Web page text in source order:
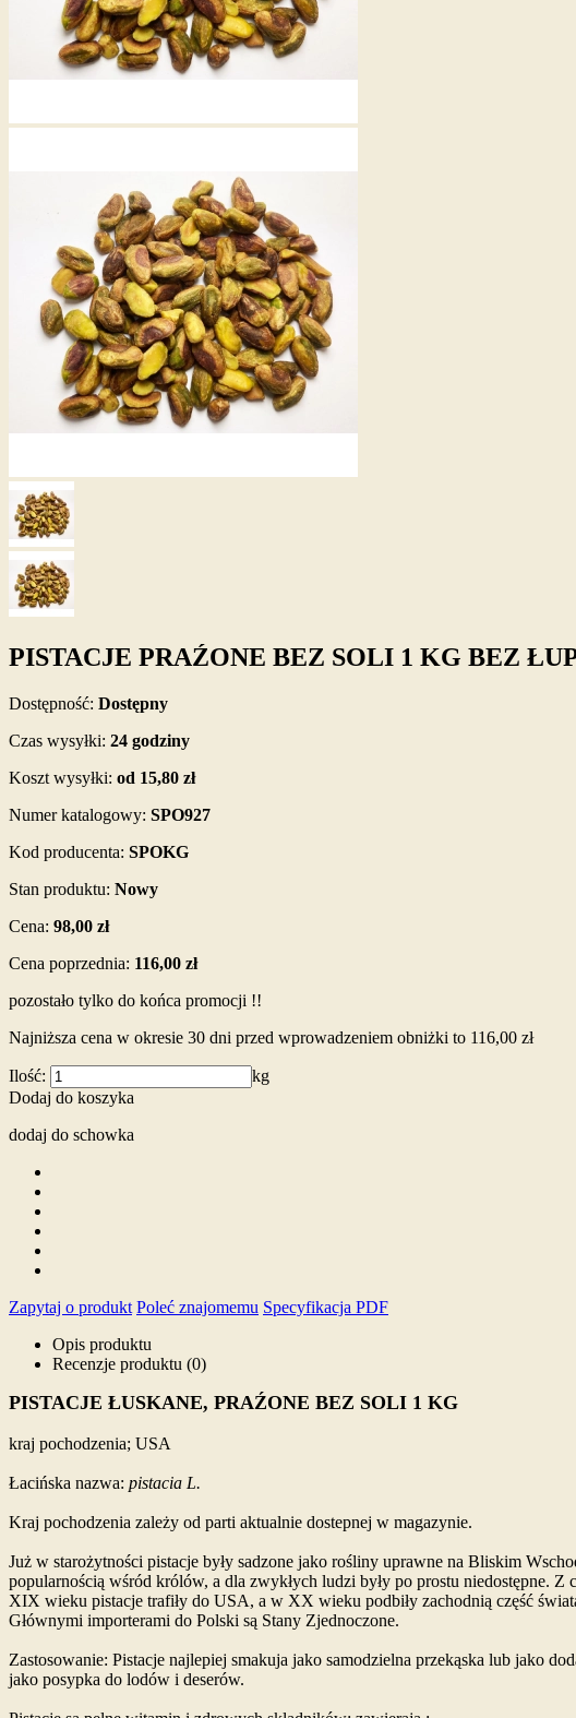
PISTACJE PRAŹONE BEZ SOLI 1 KG BEZ
Dostępność: Dostępny
Czas wysyłki: 24 godziny
Koszt wysyłki: od 15,80 zł
Numer katalogowy: SPO927
Kod producenta: SPOKG
Stan produktu: Nowy
Cena: 98,00 zł
Cena poprzednia: 116,00 zł
pozostało tylko do końca promocji !!
Najniższa cena w okresie 30 dni przed wprowadzeniem obniżki to 116,00 zł
Ilość:
kg
Dodaj do koszyka
dodaj do schowka
Zapytaj o produkt Poleć znajomemu Specyfikacja PDF
Opis produktu
Recenzje produktu (0)
PISTACJE ŁUSKANE, PRAŹONE BEZ SOLI 1 KG
kraj pochodzenia; USA
Łacińska nazwa: pistacia L.
Kraj pochodzenia zależy od parti aktualnie dostepnej w magazynie.
Już w starożytności pistacje były sadzone jako rośliny uprawne na Bliskim
popularnością wśród królów, a dla zwykłych ludzi były po prostu niedostępne.
XIX wieku pistacje trafiły do USA, a w XX wieku podbiły zachodnią część
Głównymi importerami do Polski są Stany Zjednoczone.
Zastosowanie: Pistacje najlepiej smakuja jako samodzielna przekąska lub jako
jako posypka do lodów i deserów.